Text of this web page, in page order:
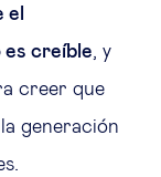
el
es creíble, y
creer que
generación